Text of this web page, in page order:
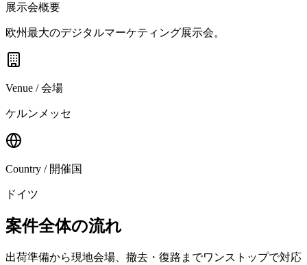
展示会概要
欧州最大のデジタルマーケティング展示会。
Venue / 会場
ケルンメッセ
Country / 開催国
ドイツ
案件全体の流れ
出荷準備から現地会場、撤去・復路までワンストップで対応